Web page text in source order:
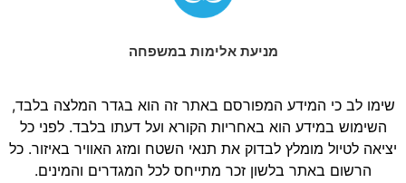
מניעת אלימות במשפחה
שימו לב כי המידע המפורסם באתר זה הוא בגדר המלצה בלבד,
השימוש במידע הוא באחריות הקורא ועל דעתו בלבד. לפני כל
יציאה לטיול מומלץ לבדוק את תנאי השטח ומזג האוויר באיזור. כל
הרשום באתר בלשון זכר מתייחס לכל המגדרים והמינים.